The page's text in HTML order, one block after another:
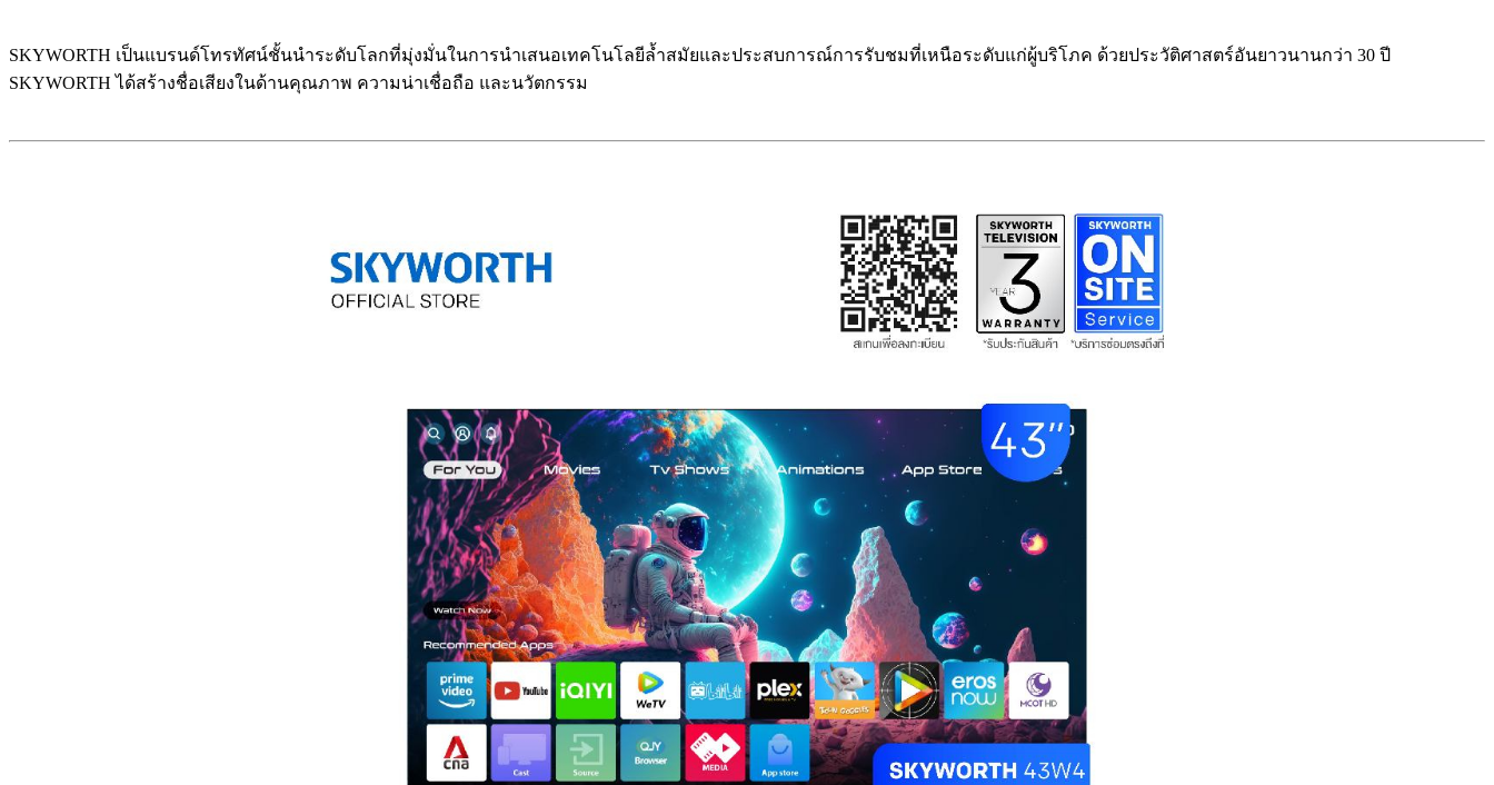
SKYWORTH เป็นแบรนด์โทรทัศน์ชั้นนำระดับโลกที่มุ่งมั่นในการนำเสนอเทคโนโลยีล้ำสมัยและประสบการณ์การรับชมที่เหนือระดับแก่ผู้บริโภค ด้วยประวัติศาสตร์อันยาวนานกว่า 30 ปี
SKYWORTH ได้สร้างชื่อเสียงในด้านคุณภาพ ความน่าเชื่อถือ และนวัตกรรม